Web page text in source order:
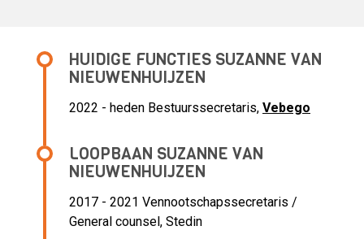
HUIDIGE FUNCTIES SUZANNE VAN
NIEUWENHUIJZEN
2022 - heden Bestuurssecretaris, Vebego
LOOPBAAN SUZANNE VAN
NIEUWENHUIJZEN
2017 - 2021 Vennootschapssecretaris /
General counsel, Stedin